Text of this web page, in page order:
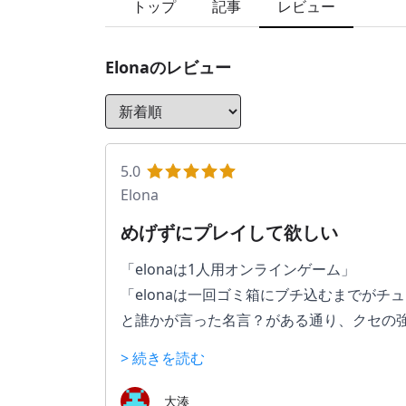
トップ 記事 レビュー
Elonaのレビュー
5.0
Elona
めげずにプレイして欲しい
「elonaは1人用オンラインゲーム」
「elonaは一回ゴミ箱にブチ込むまでがチュ
と誰かが言った名言？がある通り、クセの
理解すれば本当に面白いのでがんばってみ
> 続きを読む
大湊